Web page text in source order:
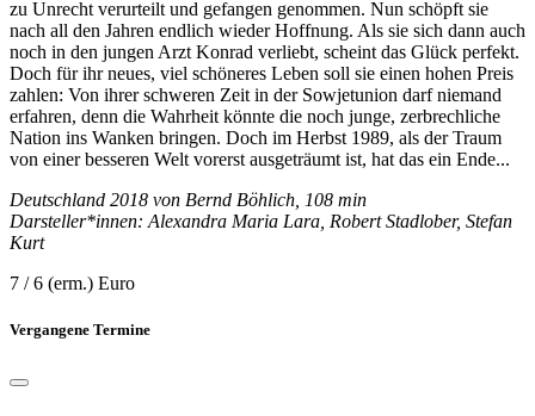
zu Unrecht verurteilt und gefangen genommen. Nun schöpft sie
nach all den Jahren endlich wieder Hoffnung. Als sie sich dann auch
noch in den jungen Arzt Konrad verliebt, scheint das Glück perfekt.
Doch für ihr neues, viel schöneres Leben soll sie einen hohen Preis
zahlen: Von ihrer schweren Zeit in der Sowjetunion darf niemand
erfahren, denn die Wahrheit könnte die noch junge, zerbrechliche
Nation ins Wanken bringen. Doch im Herbst 1989, als der Traum
von einer besseren Welt vorerst ausgeträumt ist, hat das ein Ende...
Deutschland 2018 von Bernd Böhlich, 108 min
Darsteller*innen: Alexandra Maria Lara, Robert Stadlober, Stefan
Kurt
7 / 6 (erm.) Euro
Vergangene Termine